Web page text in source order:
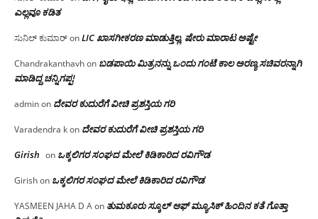
ಎಲ್ಲವೂ ಕಡಿತ
ಸುನಿಲ್ ಕುಮಾರ್onLIC ಖಾಸಗೀಕರಣ ಮಾಡುತ್ತಿಲ್ಲ, ಷೇರು ಮಾರಾಟ ಅಷ್ಟೇ
Chandrakanthavhon ಬಡಪಾಯಿ ಮಿತ್ರನನ್ನು ಒಂದು ಗಂಟೆ ಕಾಲ ಅರಣ್ಯ ಸಚಿವರನ್ನಾಗಿ
ಮಾಡಿದ್ದ ಚನ್ನಿಗಪ್ಪ!
adminon ದೇವರ ಕುದುರೆಗೆ ವೀಚಿ ಪ್ರಶಸ್ತಿಯ ಗರಿ
Varadendra kon ದೇವರ ಕುದುರೆಗೆ ವೀಚಿ ಪ್ರಶಸ್ತಿಯ ಗರಿ
Girish on ಒಕ್ಕಲಿಗರ ಸಂಘದ ಮೇಲೆ ಕಿಡಿಕಾರಿದ ರವಿಗೌಡ
Girishon ಒಕ್ಕಲಿಗರ ಸಂಘದ ಮೇಲೆ ಕಿಡಿಕಾರಿದ ರವಿಗೌಡ
YASMEEN JAHA D Aon ತುಮಕೂರು ಸ್ಕೂಲ್ ಆಫ್ ಮ್ಯೂಸಿಕ್ ಹಿಂದಿನ ಕತೆ ಗೊತ್ತಾ